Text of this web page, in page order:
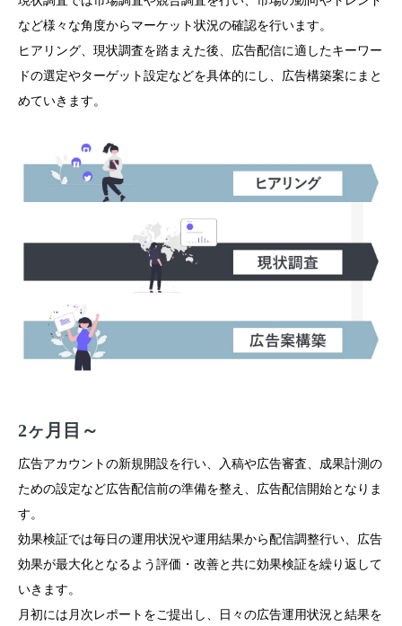
など様々な角度からマーケット状況の確認を行います。
ヒアリング、現状調査を踏まえた後、広告配信に適したキーワー
ドの選定やターゲット設定などを具体的にし、広告構築案にまと
めていきます。
2ヶ月目～
広告アカウントの新規開設を行い、入稿や広告審査、成果計測の
ための設定など広告配信前の準備を整え、広告配信開始となりま
す。
効果検証では毎日の運用状況や運用結果から配信調整行い、広告
効果が最大化となるよう評価・改善と共に効果検証を繰り返して
いきます。
月初には月次レポートをご提出し、日々の広告運用状況と結果を